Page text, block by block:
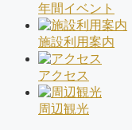
年間イベント
施設利用案内
アクセス
周辺観光